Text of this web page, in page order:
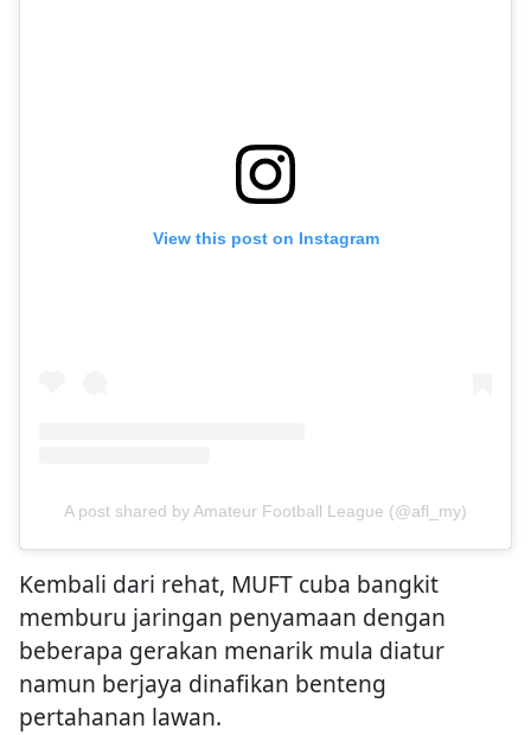
View this post on Instagram
A post shared by Amateur Football League (@afl_my)
Kembali dari rehat, MUFT cuba bangkit
memburu jaringan penyamaan dengan
beberapa gerakan menarik mula diatur
namun berjaya dinafikan benteng
pertahanan lawan.